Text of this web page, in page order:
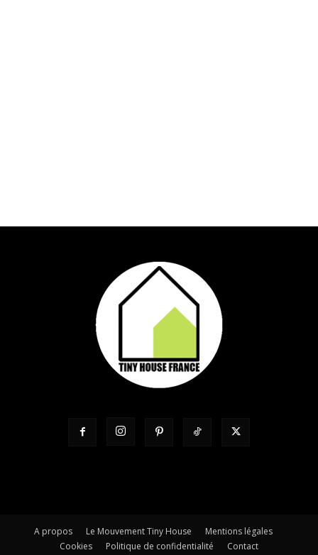
A propos Le Mouvement Tiny House
Mentions légales
Cookies
Politique de confidentialité Contact